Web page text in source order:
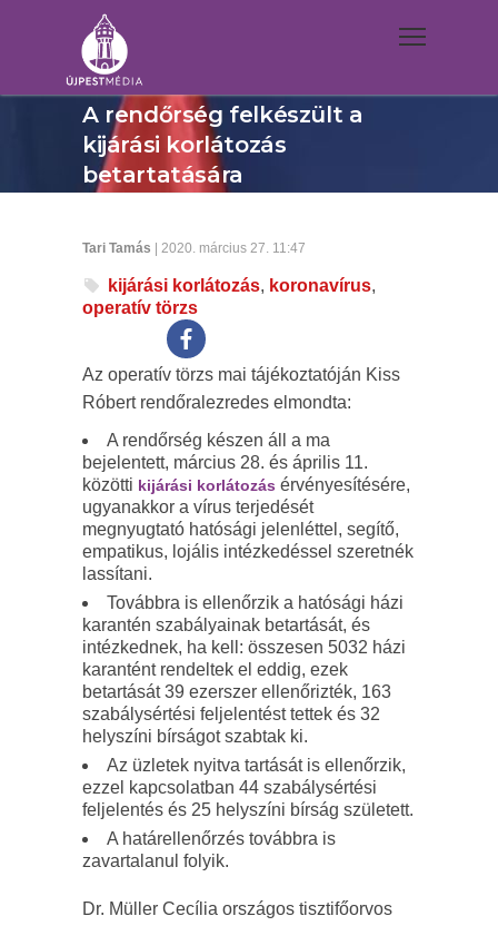
A rendőrség felkészült a
kijárási korlátozás
betartatására
Tari Tamás | 2020. március 27. 11:47
kijárási korlátozás, koronavírus,
operatív törzs
Az operatív törzs mai tájékoztatóján Kiss
Róbert rendőralezredes elmondta:
A rendőrség készen áll a ma
bejelentett, március 28. és április 11.
közötti kijárási korlátozás érvényesítésére,
ugyanakkor a vírus terjedését
megnyugtató hatósági jelenléttel, segítő,
empatikus, lojális intézkedéssel szeretnék
lassítani.
Továbbra is ellenőrzik a hatósági házi
karantén szabályainak betartását, és
intézkednek, ha kell: összesen 5032 házi
karantént rendeltek el eddig, ezek
betartását 39 ezerszer ellenőrizték, 163
szabálysértési feljelentést tettek és 32
helyszíni bírságot szabtak ki.
Az üzletek nyitva tartását is ellenőrzik,
ezzel kapcsolatban 44 szabálysértési
feljelentés és 25 helyszíni bírság született.
A határellenőrzés továbbra is
zavartalanul folyik.
Dr. Müller Cecília országos tisztifőorvos